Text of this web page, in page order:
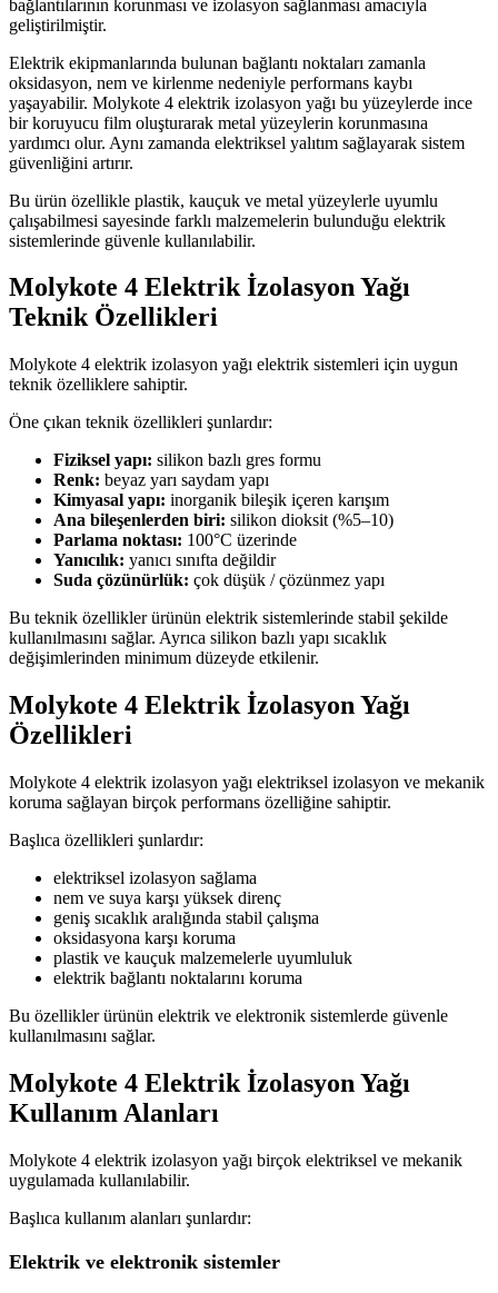
bağlantılarının korunması ve izolasyon sağlanması amacıyla
geliştirilmiştir.
Elektrik ekipmanlarında bulunan bağlantı noktaları zamanla
oksidasyon, nem ve kirlenme nedeniyle performans kaybı
yaşayabilir. Molykote 4 elektrik izolasyon yağı bu yüzeylerde ince
bir koruyucu film oluşturarak metal yüzeylerin korunmasına
yardımcı olur. Aynı zamanda elektriksel yalıtım sağlayarak sistem
güvenliğini artırır.
Bu ürün özellikle plastik, kauçuk ve metal yüzeylerle uyumlu
çalışabilmesi sayesinde farklı malzemelerin bulunduğu elektrik
sistemlerinde güvenle kullanılabilir.
Molykote 4 Elektrik İzolasyon Yağı
Teknik Özellikleri
Molykote 4 elektrik izolasyon yağı elektrik sistemleri için uygun
teknik özelliklere sahiptir.
Öne çıkan teknik özellikleri şunlardır:
Fiziksel yapı: silikon bazlı gres formu
Renk: beyaz yarı saydam yapı
Kimyasal yapı: inorganik bileşik içeren karışım
Ana bileşenlerden biri: silikon dioksit (%5–10)
Parlama noktası: 100°C üzerinde
Yanıcılık: yanıcı sınıfta değildir
Suda çözünürlük: çok düşük / çözünmez yapı
Bu teknik özellikler ürünün elektrik sistemlerinde stabil şekilde
kullanılmasını sağlar. Ayrıca silikon bazlı yapı sıcaklık
değişimlerinden minimum düzeyde etkilenir.
Molykote 4 Elektrik İzolasyon Yağı
Özellikleri
Molykote 4 elektrik izolasyon yağı elektriksel izolasyon ve mekanik
koruma sağlayan birçok performans özelliğine sahiptir.
Başlıca özellikleri şunlardır:
elektriksel izolasyon sağlama
nem ve suya karşı yüksek direnç
geniş sıcaklık aralığında stabil çalışma
oksidasyona karşı koruma
plastik ve kauçuk malzemelerle uyumluluk
elektrik bağlantı noktalarını koruma
Bu özellikler ürünün elektrik ve elektronik sistemlerde güvenle
kullanılmasını sağlar.
Molykote 4 Elektrik İzolasyon Yağı
Kullanım Alanları
Molykote 4 elektrik izolasyon yağı birçok elektriksel ve mekanik
uygulamada kullanılabilir.
Başlıca kullanım alanları şunlardır:
Elektrik ve elektronik sistemler